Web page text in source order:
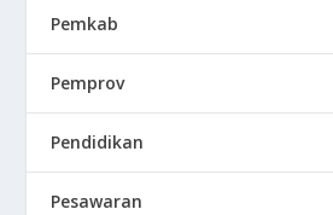
Pemkab
Pemprov
Pendidikan
Pesawaran